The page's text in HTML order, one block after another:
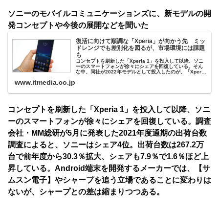
ソニーのモバイルコミュニケーションズに、新モデルの開
発コンセプトや今後の展開などを聞いた
復活に向けて順調な「Xperia」が向かう先 ミッ
ドレンジでも差別化を図るが、市場環境には課題
も
コンセプトを刷新した「Xperia 1」を投入して以降、ソニ
ーのスマートフォンが徐々にシェアを回復している。そん
な中、同社が2022年モデルとして投入したのが、「Xperia
www.itmedia.co.jp
コンセプトを刷新した「Xperia 1」を投入して以降、ソニ
ーのスマートフォンが徐々にシェアを回復している。調査
会社・MM総研が5月に発表した2021年度通期の出荷台数
調査によると、ソニーはシェア4位。出荷台数は267.2万
台で前年度から30.3％拡大、シェアも7.9％で1.6％ほど上
昇している。Android端末を開発するメーカーでは、【サ
ムスン電子】やシャープを追う立場であることに変わりは
ないが、シャープとの差は縮まりつつある。